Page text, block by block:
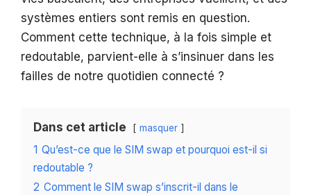
systèmes entiers sont remis en question.
Comment cette technique, à la fois simple et
redoutable, parvient-elle à s’insinuer dans les
failles de notre quotidien connecté ?
Dans cet article masquer
1 Qu’est-ce que le SIM swap et pourquoi est-il si
redoutable ?
2 Comment le SIM swap s’inscrit-il dans le